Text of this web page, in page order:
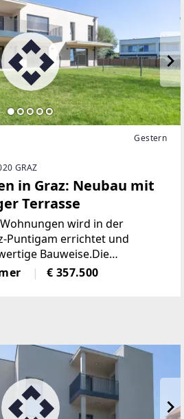
Gestern
GRAZ
in Graz: Neubau mit
Terrasse
wird in der
Puntigam errichtet und
Bauweise.Die
Wohnungen - zwischen
- sind optimal
€ 357.500